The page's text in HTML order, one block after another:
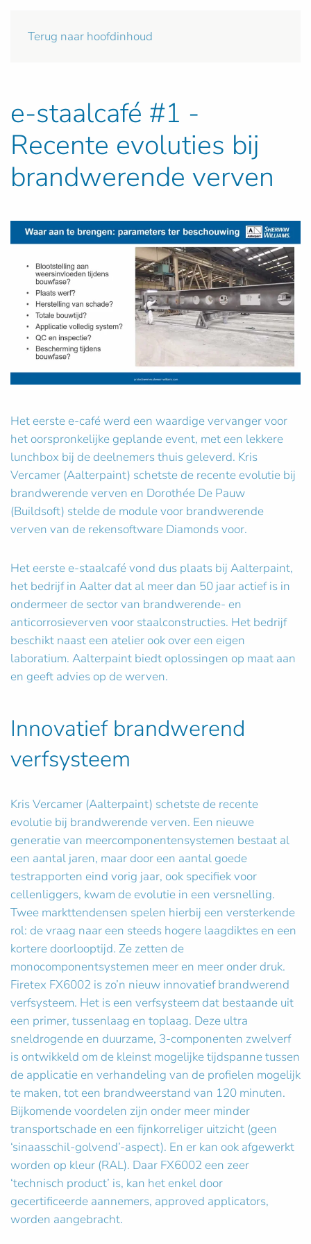
Terug naar hoofdinhoud
e-staalcafé #1 -
Recente evoluties bij
brandwerende verven
Het eerste e-café werd een waardige vervanger voor
het oorspronkelijke geplande event, met een lekkere
lunchbox bij de deelnemers thuis geleverd. Kris
Vercamer (Aalterpaint) schetste de recente evolutie bij
brandwerende verven en Dorothée De Pauw
(Buildsoft) stelde de module voor brandwerende
verven van de rekensoftware Diamonds voor.
Het eerste e-staalcafé vond dus plaats bij Aalterpaint,
het bedrijf in Aalter dat al meer dan 50 jaar actief is in
ondermeer de sector van brandwerende- en
anticorrosieverven voor staalconstructies. Het bedrijf
beschikt naast een atelier ook over een eigen
laboratium. Aalterpaint biedt oplossingen op maat aan
en geeft advies op de werven.
Innovatief brandwerend
verfsysteem
Kris Vercamer (Aalterpaint) schetste de recente
evolutie bij brandwerende verven. Een nieuwe
generatie van meercomponentensystemen bestaat al
een aantal jaren, maar door een aantal goede
testrapporten eind vorig jaar, ook specifiek voor
cellenliggers, kwam de evolutie in een versnelling.
Twee markttendensen spelen hierbij een versterkende
rol: de vraag naar een steeds hogere laagdiktes en een
kortere doorlooptijd. Ze zetten de
monocomponentsystemen meer en meer onder druk.
Firetex FX6002 is zo’n nieuw innovatief brandwerend
verfsysteem. Het is een verfsysteem dat bestaande uit
een primer, tussenlaag en toplaag. Deze ultra
sneldrogende en duurzame, 3-componenten zwelverf
is ontwikkeld om de kleinst mogelijke tijdspanne tussen
de applicatie en verhandeling van de profielen mogelijk
te maken, tot een brandweerstand van 120 minuten.
Bijkomende voordelen zijn onder meer minder
transportschade en een fijnkorreliger uitzicht (geen
‘sinaasschil-golvend’-aspect). En er kan ook afgewerkt
worden op kleur (RAL). Daar FX6002 een zeer
‘technisch product’ is, kan het enkel door
gecertificeerde aannemers, approved applicators,
worden aangebracht.